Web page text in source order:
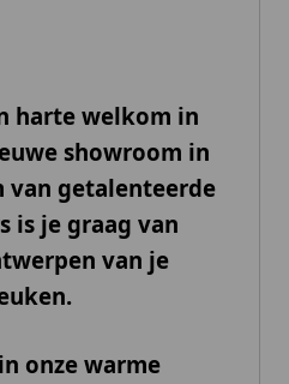
harte welkom in
showroom in
van getalenteerde
is je graag van
van je
onze warme